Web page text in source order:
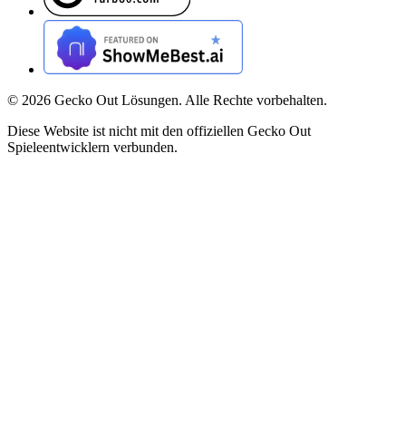
© 2026 Gecko Out Lösungen. Alle Rechte vorbehalten.
Diese Website ist nicht mit den offiziellen Gecko Out
Spieleentwicklern verbunden.